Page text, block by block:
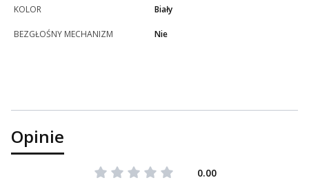
KOLOR Biały
BEZGŁOŚNY MECHANIZM Nie
Opinie
0.00